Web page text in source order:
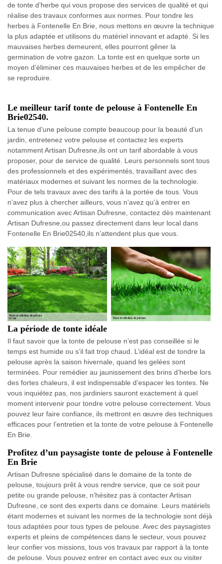
de tonte d’herbe qui vous propose des services de qualité et qui
réalise des travaux conformes aux normes. Pour tondre les
herbes à Fontenelle En Brie, nous mettons en œuvre la technique
la plus adaptée et utilisons du matériel innovant et adapté. Si les
mauvaises herbes demeurent, elles pourront gêner la
germination de votre gazon. La tonte est en quelque sorte un
moyen d’éliminer ces mauvaises herbes et de les empêcher de
se reproduire.
Le meilleur tarif tonte de pelouse à Fontenelle En
Brie02540.
La tenue d’une pelouse compte beaucoup pour la beauté d’un
jardin, entretenez votre pelouse et contactez les experts
notamment Artisan Dufresne,ils ont un tarif abordable à vous
proposer, pour de service de qualité. Leurs personnels sont tous
des professionnels et des expérimentés, travaillant avec des
matériaux modernes et suivant les normes de la technologie.
Pour de tels travaux avec des tarifs à la portée de tous. Vous
n’avez plus à chercher ailleurs, vous n’avez qu’à entrer en
communication avec Artisan Dufresne, contactez dès maintenant
Artisan Dufresne,ou passez directement dans leur local dans
Fontenelle En Brie02540,ils n’attendent plus que vous.
La période de tonte idéale
Il faut savoir que la tonte de pelouse n’est pas conseillée si le
temps est humide ou s’il fait trop chaud. L’idéal est de tondre la
pelouse après la saison hivernale, quand les gelées sont
terminées. Pour remédier au jaunissement des brins d’herbe lors
des fortes chaleurs, il est indispensable d’espacer les tontes. Ne
vous inquiétez pas, nos jardiniers sauront exactement à quel
moment intervenir pour tondre votre pelouse correctement. Vous
pouvez leur faire confiance, ils mettront en œuvre des techniques
efficaces pour l’entretien et la tonte de votre pelouse à Fontenelle
En Brie.
Profitez d’un paysagiste tonte de pelouse à Fontenelle
En Brie
Artisan Dufresne spécialisé dans le domaine de la tonte de
pelouse, toujours prêt à vous rendre service, que ce soit pour
petite ou grande pelouse, n’hésitez pas à contacter Artisan
Dufresne, ce sont des experts dans ce domaine. Leurs matériels
étant modernes et suivant les normes de la technologie sont déjà
tous adaptées pour tous types de pelouse. Avec des paysagistes
experts et pleins de compétences dans le secteur, vous pouvez
leur confier vos missions, tous vos travaux par rapport à la tonte
de pelouse. Vous pouvez entrer en contact avec eux ou visiter